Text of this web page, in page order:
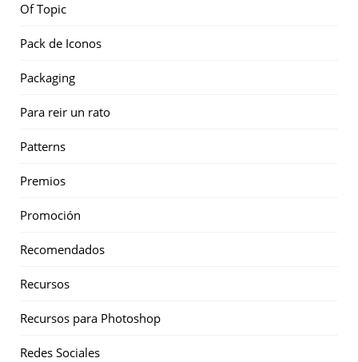
Of Topic
Pack de Iconos
Packaging
Para reir un rato
Patterns
Premios
Promoción
Recomendados
Recursos
Recursos para Photoshop
Redes Sociales